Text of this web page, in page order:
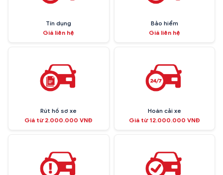
Tín dụng
Giá liên hệ
Bảo hiểm
Giá liên hệ
Rút hồ sơ xe
Giá từ 2.000.000 VNĐ
Hoán cải xe
Giá từ 12.000.000 VNĐ